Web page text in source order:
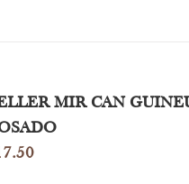
MIR CAN